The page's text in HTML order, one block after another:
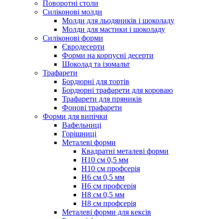
Поворотні столи
Силіконові молди
Молди для льодяників і шоколаду
Молди для мастики і шоколаду
Силіконові форми
Євродесерти
Форми на корпусні десерти
Шоколад та ізомальт
Трафарети
Бордюрні для тортів
Бордюрні трафарети для короваю
Трафарети для пряників
Фонові трафарети
Форми для випічки
Вафельниці
Горішниці
Металеві форми
Квадратні металеві форми
Н10 см 0,5 мм
Н10 см профсерія
Н6 см 0,5 мм
Н6 см профсерія
Н8 см 0,5 мм
Н8 см профсерія
Металеві форми для кексів